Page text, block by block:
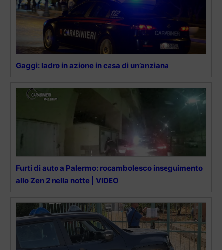
Gaggi: ladro in azione in casa di un’anziana
Furti di auto a Palermo: rocambolesco inseguimento
allo Zen 2 nella notte | VIDEO